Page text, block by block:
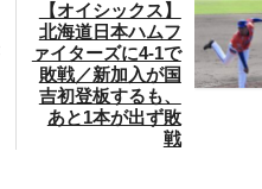
【オイシックス】
北海道日本ハムフ
ァイターズに4-1で
敗戦／新加入が国
吉初登板するも、
あと1本が出ず敗
戦